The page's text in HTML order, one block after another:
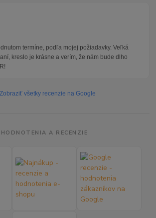
termíne, podľa mojej požiadavky. Veľká
kreslo je krásne a verím, že nám bude dlho
všetky recenzie na Google
HODNOTENIA A RECENZIE